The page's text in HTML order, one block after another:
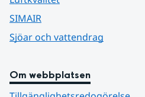
SIMAIR
Sjöar och vattendrag
Om webbplatsen